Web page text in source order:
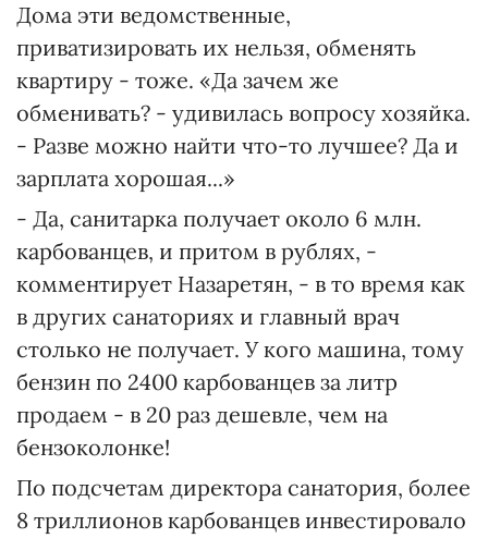
Дома эти ведомственные,
приватизировать их нельзя, обменять
квартиру - тоже. «Да зачем же
обменивать? - удивилась вопросу хозяйка.
- Разве можно найти что-то лучшее? Да и
зарплата хорошая...»
- Да, санитарка получает около 6 млн.
карбованцев, и притом в рублях, -
комментирует Назаретян, - в то время как
в других санаториях и главный врач
столько не получает. У кого машина, тому
бензин по 2400 карбованцев за литр
продаем - в 20 раз дешевле, чем на
бензоколонке!
По подсчетам директора санатория, более
8 триллионов карбованцев инвестировало